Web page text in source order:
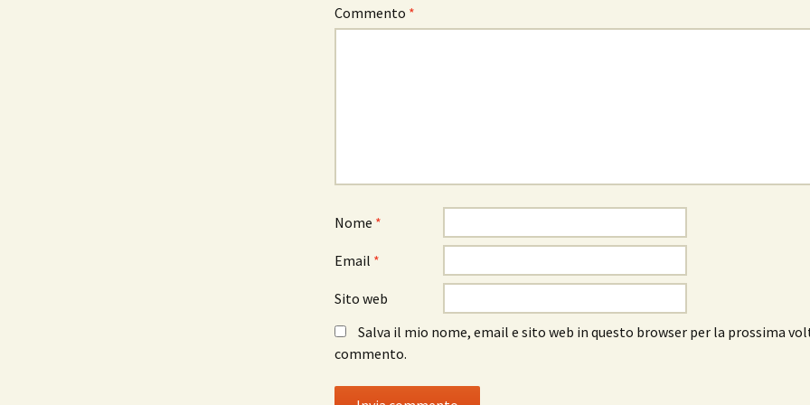
Commento *
Nome *
Email *
Sito web
Salva il mio nome, email e sito web in questo browser per la prossima
commento.